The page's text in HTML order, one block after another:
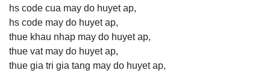
hs code cua may do huyet ap,
hs code may do huyet ap,
thue khau nhap may do huyet ap,
thue vat may do huyet ap,
thue gia tri gia tang may do huyet ap,